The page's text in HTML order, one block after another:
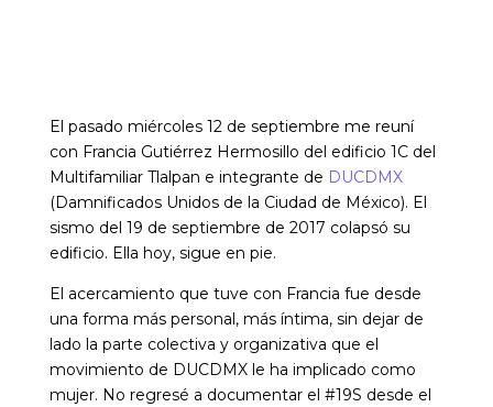
El pasado miércoles 12 de septiembre me reuní
con Francia Gutiérrez Hermosillo del edificio 1C del
Multifamiliar Tlalpan e integrante de DUCDMX
(Damnificados Unidos de la Ciudad de México). El
sismo del 19 de septiembre de 2017 colapsó su
edificio. Ella hoy, sigue en pie.
El acercamiento que tuve con Francia fue desde
una forma más personal, más íntima, sin dejar de
lado la parte colectiva y organizativa que el
movimiento de DUCDMX le ha implicado como
mujer. No regresé a documentar el #19S desde el